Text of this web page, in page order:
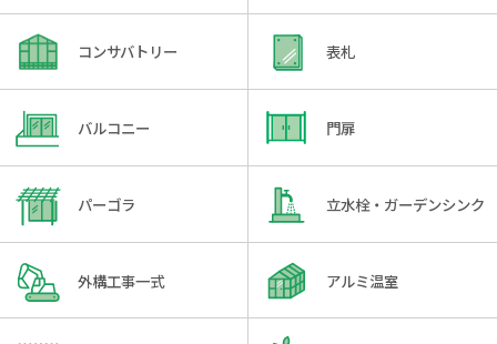
コンサバトリー 表札
バルコニー 門扉
パーゴラ 立水栓・ガーデンシンク
外構工事一式 アルミ温室